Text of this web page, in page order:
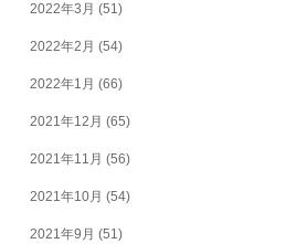
2022年3月 (51)
2022年2月 (54)
2022年1月 (66)
2021年12月 (65)
2021年11月 (56)
2021年10月 (54)
2021年9月 (51)